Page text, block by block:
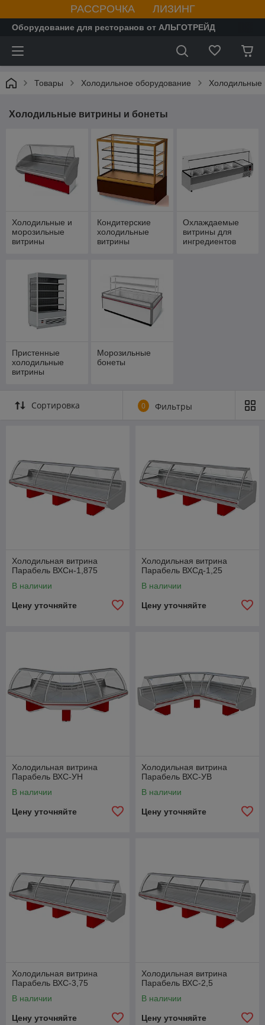
РАССРОЧКА ЛИЗИНГ
Оборудование для ресторанов от АЛЬГОТРЕЙД
Товары Холодильное оборудование Холодильные
Холодильные витрины и бонеты
Холодильные и
морозильные
витрины
Кондитерские
холодильные
витрины
Охлаждаемые
витрины для
ингредиентов
Пристенные
холодильные
витрины
Морозильные
бонеты
Сортировка 0 Фильтры
Холодильная витрина
Парабель ВХСн-1,875
В наличии
Цену уточняйте
Холодильная витрина
Парабель ВХСд-1,25
В наличии
Цену уточняйте
Холодильная витрина
Парабель ВХС-УН
В наличии
Цену уточняйте
Холодильная витрина
Парабель ВХС-УВ
В наличии
Цену уточняйте
Холодильная витрина
Парабель ВХС-3,75
В наличии
Цену уточняйте
Холодильная витрина
Парабель ВХС-2,5
В наличии
Цену уточняйте